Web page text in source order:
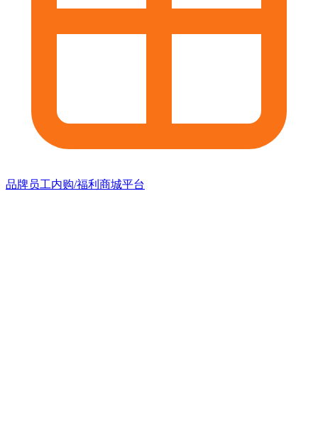
品牌员工内购/福利商城平台